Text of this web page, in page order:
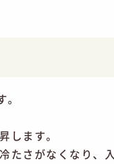
します。
たさがなくなり、入